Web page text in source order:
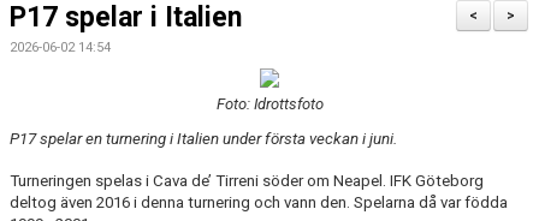
SPELARE FRÅN AKADEMIN
IFKGOTEBORG.SE
IFKDB.SE
>
<
P17 spelar i Italien
2026-06-02 14:54
Foto: Idrottsfoto
P17 spelar en turnering i Italien under första veckan i juni.
Turneringen spelas i Cava de’ Tirreni söder om Neapel. IFK Göteborg
deltog även 2016 i denna turnering och vann den. Spelarna då var födda